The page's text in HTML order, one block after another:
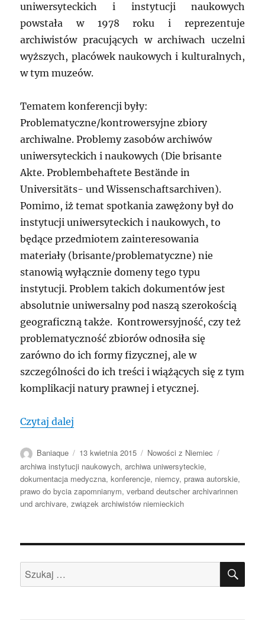
uniwersyteckich i instytucji naukowych
powstała w 1978 roku i reprezentuje
archiwistów pracujących w archiwach uczelni
wyższych, placówek naukowych i kulturalnych,
w tym muzeów.
Tematem konferencji były:
Problematyczne/kontrowersyjne zbiory
archiwalne. Problemy zasobów archiwów
uniwersyteckich i naukowych (Die brisante
Akte. Problembehaftete Bestände in
Universitäts- und Wissenschaftsarchiven).
Pomimo, iż temat spotkania zawężony był do
instytucji uniwersyteckich i naukowych, to
będące przedmiotem zainteresowania
materiały (brisante/problematyczne) nie
stanowią wyłącznie domeny tego typu
instytucji. Problem takich dokumentów jest
absolutnie uniwersalny pod naszą szerokością
geograficzną także. Kontrowersyjność, czy też
problematyczność zbiorów odnosiła się
zarówno do ich formy fizycznej, ale w
szczególności do ich treści i wiążących się z tym
komplikacji natury prawnej i etycznej.
Czytaj dalej
Autor
Baniaque
Data
publikacji
13 kwietnia 2015 Kategorie
Nowości z Niemiec
archiwa instytucji naukowych,archiwa uniwersyteckie,
dokumentacja medyczna,konferencje, niemcy,prawa autorskie,
prawo do bycia zapomnianym,verband deutscher archivarinnen
und archivare,związek archiwistów niemieckich
Szukaj: